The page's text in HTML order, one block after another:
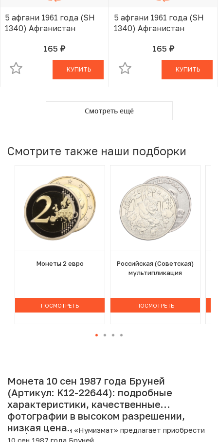
5 афгани 1961 года (SH
1340) Афганистан
165 руб.В КОРЗИНЕ
КУПИТЬ
5 афгани 1961 года (SH
1340) Афганистан
165 руб.В КОРЗИНЕ
КУПИТЬ
Смотреть ещё
Смотрите также наши подборки
Монеты 2 евро
ПОСМОТРЕТЬ
Российская (Советская)
мультипликация
ПОСМОТРЕТЬ
Монета 10 сен 1987 года Бруней
(Артикул: K12-22644): подробные
характеристики, качественные
фотографии в высоком разрешении,
низкая цена.
Интернет магазин «Нумизмат» предлагает приобрести
10 сен 1987 года Бруней.